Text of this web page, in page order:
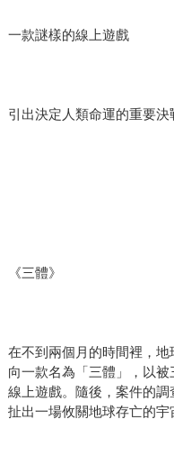
一款謎樣的線上遊戲
引出決定人類命運的重要決
《三體》
在不到兩個月的時間裡，
向一款名為「三體」，以
線上遊戲。隨後，案件的
扯出一場攸關地球存亡的宇